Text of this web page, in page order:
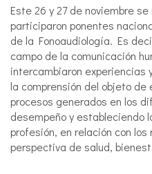
Este 26 y 27 de noviembre
participaron ponentes
de la Fonoaudiología. Es
campo de la comunicación
intercambiaron experiencias
la comprensión del objeto de
procesos generados en los
desempeño y estableciendo
profesión, en relación con
perspectiva de salud,